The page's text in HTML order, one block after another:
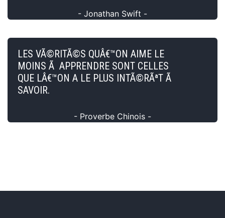
- Jonathan Swift -
LES VÃ©RITÃ©S QUÂ€™ON AIME LE
MOINS Ã APPRENDRE SONT CELLES
QUE LÂ€™ON A LE PLUS INTÃ©RÃªT Ã
SAVOIR.
- Proverbe Chinois -